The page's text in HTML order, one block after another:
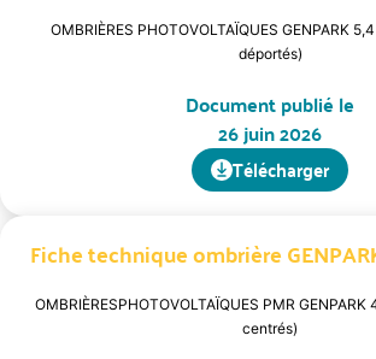
OMBRIÈRES PHOTOVOLTAÏQUES GENPARK
déportés)
Document publié le
26 juin 2026
Télécharger
Fiche technique ombrière
OMBRIÈRESPHOTOVOLTAÏQUES PMR
centrés)